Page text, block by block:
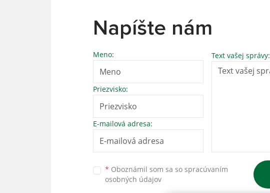
Napíšte nám
Meno:
Priezvisko:
E-mailová adresa:
Text vašej správy:
* Oboznámil som sa so spracúvaním
osobných údajov